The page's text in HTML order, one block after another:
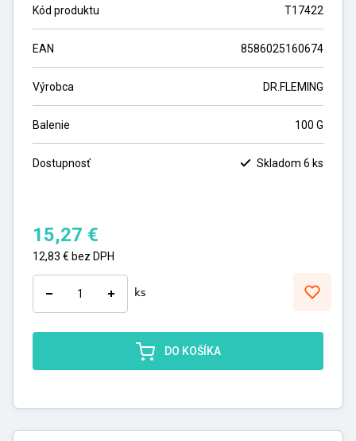
Kód produktu T17422
EAN 8586025160674
Výrobca DR.FLEMING
Balenie 100 G
Dostupnosť Skladom 6 ks
15,27 €
12,83 € bez DPH
ks
DO KOŠÍKA